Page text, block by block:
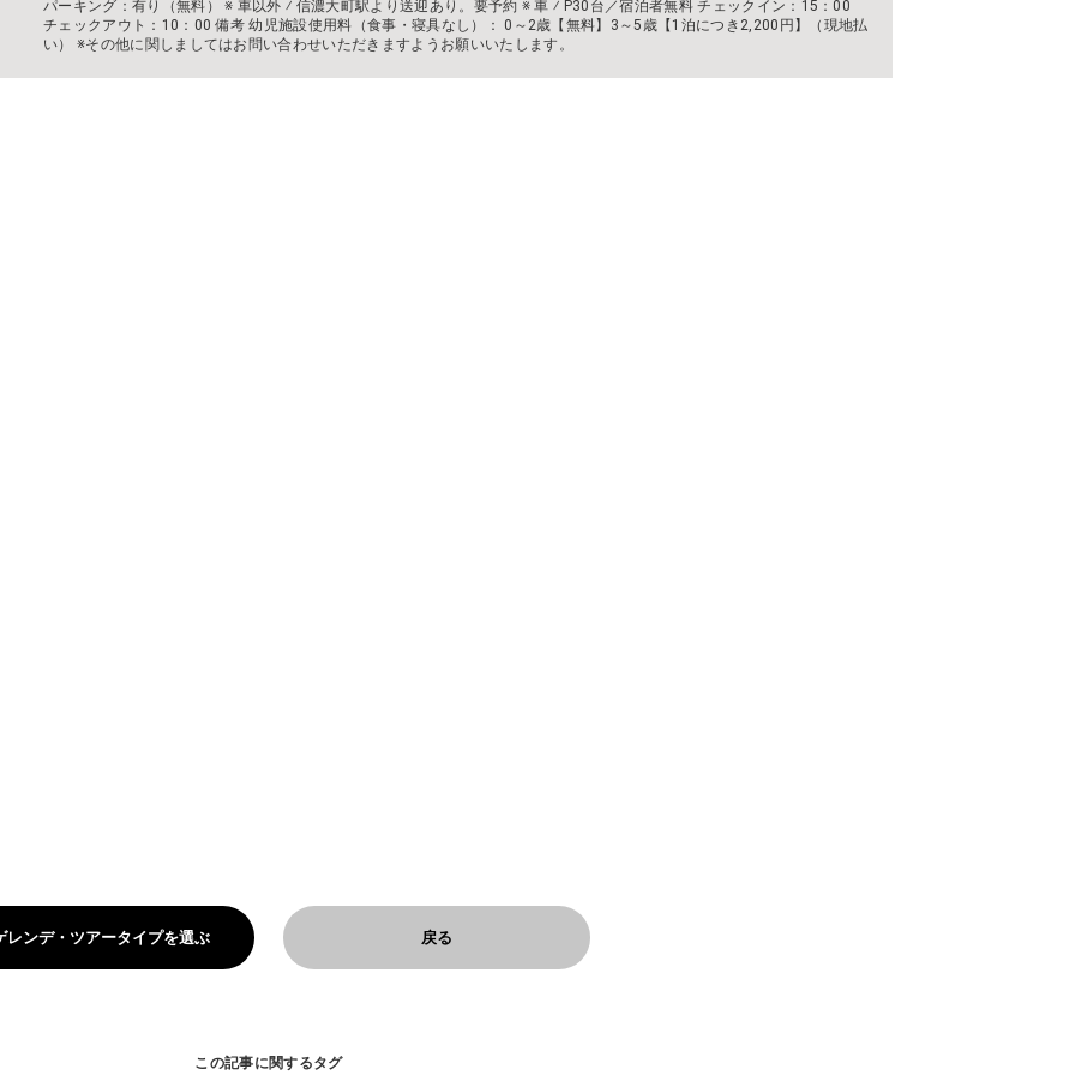
パーキング：有り（無料） ※ 車以外 ⁄ 信濃大町駅より送迎あり。要予約 ※ 車 ⁄ P30台／宿泊者無料 チェックイン：15：00
チェックアウト：10：00 備考 幼児施設使用料（食事・寝具なし）： 0～2歳【無料】3～5歳【1泊につき2,200円】（現地払
い） ※その他に関しましてはお問い合わせいただきますようお願いいたします。
レンデ・ツアータイプを選ぶ 戻る
この記事に関するタグ